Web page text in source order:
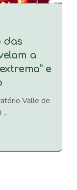
das
a
e
Valle de